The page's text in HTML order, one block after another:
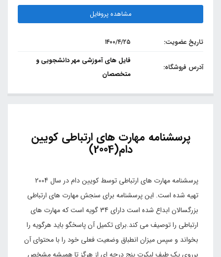
مشاهده پروفایل
تاریخ عضویت: ۱۴۰۰/۴/۲۵
آدرس فروشگاه:
فایل های آموزشی مهر دانشجویی و
متخصصان
پرسشنامه مهارت های ارتباطی کویین
دام(2004)
پرسشنامه مهارت های ارتباطی توسط کویین دام در سال 2004
تهیه شده است. این پرسشنامه برای سنجش مهارت های ارتباطی
بزرگسالان ابداع شده است دارای 34 گویه است که مهارت های
ارتباطی را توصیف می کند.برای تکمیل آن پاسخگو باید هرگویه را
بخواند و سپس میزان انطباق وضعیت فعلی خود را با محتوای آن
برروی یک طیف لیکرت پنج درجه ای از هرگز تا همیشه مشخص